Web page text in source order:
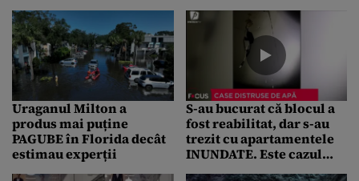
cizmelor de noroi
Uraganul Milton a
produs mai puține
PAGUBE în Florida decât
estimau experții
S-au bucurat că blocul a
fost reabilitat, dar s-au
trezit cu apartamentele
INUNDATE. Este cazul